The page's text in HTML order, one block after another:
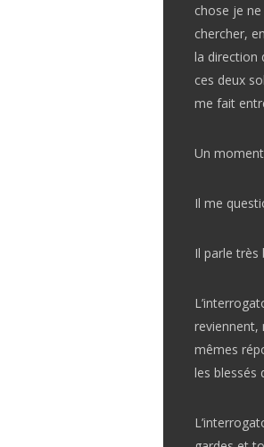
chose je
chercher,
la direction
ces deux
me fait
Un
Il me
Il parle très
reviennent,
mêmes
les blessés